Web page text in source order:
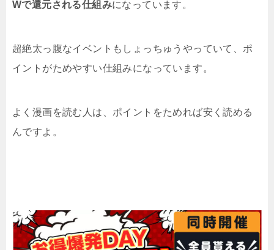
Wで還元される仕組みになっています。
超絶太っ腹なイベントもしょっちゅうやっていて、ポ
イントがためやすい仕組みになっています。
よく漫画を読む人は、ポイントをためれば安く読める
んですよ。